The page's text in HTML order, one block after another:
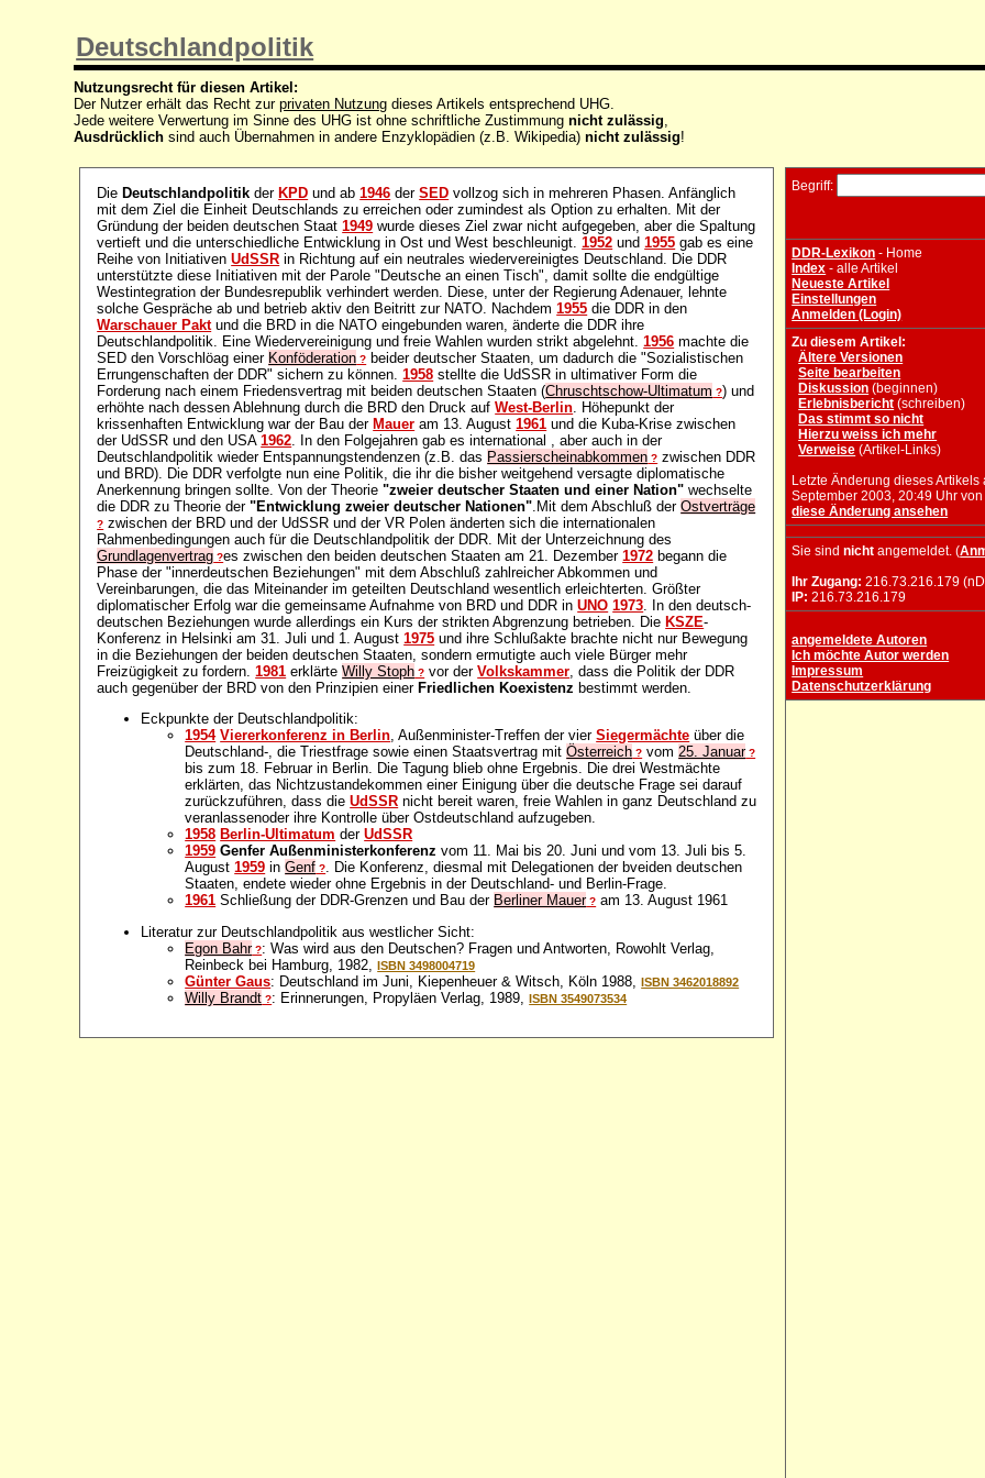
Deutschlandpolitik
Nutzungsrecht für diesen Artikel:
Der Nutzer erhält das Recht zurprivaten Nutzung dieses Artikels entsprechend UHG.
Jede weitere Verwertung im Sinne des UHG ist ohne schriftliche Zustimmungnicht zulässig
Ausdrücklich sind auch Übernahmen in andere Enzyklopädien (z.B. Wikipedia)nicht zulässig!
Die Deutschlandpolitik der KPD und ab1946 derSED vollzog sich in mehreren Phasen. Anfänglich
mit dem Ziel die Einheit Deutschlands zu erreichen oder zumindest als Option zu erhalten. Mit der
Gründung der beiden deutschen Staat1949 wurde dieses Ziel zwar nicht aufgegeben, aber die Spaltung
vertieft und die unterschiedliche Entwicklung in Ost und West beschleunigt.1952 und1955 gab es eine
Reihe von InitiativenUdSSR in Richtung auf ein neutrales wiedervereinigtes Deutschland. Die DDR
unterstützte diese Initiativen mit der Parole "Deutsche an einen Tisch", damit sollte die endgültige
Westintegration der Bundesrepublik verhindert werden. Diese, unter der Regierung Adenauer, lehnte
solche Gespräche ab und betrieb aktiv den Beitritt zur NATO. Nachdem1955 die DDR in den
Warschauer Paktund die BRD in die NATO eingebunden waren, änderte die DDR ihre
Deutschlandpolitik. Eine Wiedervereinigung und freie Wahlen wurden strikt abgelehnt.1956 machte die
SED den Vorschlöag einer Konföderation ? beider deutscher Staaten, um dadurch die "Sozialistischen
Errungenschaften der DDR" sichern zu können.1958 stellte die UdSSR in ultimativer Form die
Forderung nach einem Friedensvertrag mit beiden deutschen Staaten (Chruschtschow-Ultimatum ?) und
erhöhte nach dessen Ablehnung durch die BRD den Druck aufWest-Berlin . Höhepunkt der
krissenhaften Entwicklung war der Bau der Mauer am 13. August1961 und die Kuba-Krise zwischen
der UdSSR und den USA1962 . In den Folgejahren gab es international , aber auch in der
Deutschlandpolitik wieder Entspannungstendenzen (z.B. das Passierscheinabkommen ? zwischen DDR
und BRD). Die DDR verfolgte nun eine Politik, die ihr die bisher weitgehend versagte diplomatische
Anerkennung bringen sollte. Von der Theorie"zweier deutscher Staaten und einer Nation" wechselte
die DDR zu Theorie der"Entwicklung zweier deutscher Nationen" .Mit dem Abschluß derOstverträge
? zwischen der BRD und der UdSSR und der VR Polen änderten sich die internationalen
Rahmenbedingungen auch für die Deutschlandpolitik der DDR. Mit der Unterzeichnung des
Grundlagenvertrag ?es zwischen den beiden deutschen Staaten am 21. Dezember1972 begann die
Phase der "innerdeutschen Beziehungen" mit dem Abschluß zahlreicher Abkommen und
Vereinbarungen, die das Miteinander im geteilten Deutschland wesentlich erleichterten. Größter
diplomatischer Erfolg war die gemeinsame Aufnahme von BRD und DDR inUNO 1973 . In den deutsch-
deutschen Beziehungen wurde allerdings ein Kurs der strikten Abgrenzung betrieben. Die KSZE-
Konferenz in Helsinki am 31. Juli und 1. August1975 und ihre Schlußakte brachte nicht nur Bewegung
in die Beziehungen der beiden deutschen Staaten, sondern ermutigte auch viele Bürger mehr
Freizügigkeit zu fordern.1981 erklärteWilly Stoph ? vor derVolkskammer , dass die Politik der DDR
auch gegenüber der BRD von den Prinzipien einer Friedlichen Koexistenz bestimmt werden.
Eckpunkte der Deutschlandpolitik:
1954 Viererkonferenz in Berlin, Außenminister-Treffen der vierSiegermächte über die
Deutschland-, die Triestfrage sowie einen Staatsvertrag mitÖsterreich ? vom25. Januar?
bis zum 18. Februar in Berlin. Die Tagung blieb ohne Ergebnis. Die drei Westmächte
erklärten, das Nichtzustandekommen einer Einigung über die deutsche Frage sei darauf
zurückzuführen, dass dieUdSSR nicht bereit waren, freie Wahlen in ganz Deutschland zu
veranlassenoder ihre Kontrolle über Ostdeutschland aufzugeben.
1958 Berlin-Ultimatum derUdSSR
1959 Genfer Außenministerkonferenz vom 11. Mai bis 20. Juni und vom 13. Juli bis 5.
August1959 inGenf ?. Die Konferenz, diesmal mit Delegationen der bveiden deutschen
Staaten, endete wieder ohne Ergebnis in der Deutschland- und Berlin-Frage.
1961 Schließung der DDR-Grenzen und Bau der Berliner Mauer? am 13. August 1961
Literatur zur Deutschlandpolitik aus westlicher Sicht:
Egon Bahr?: Was wird aus den Deutschen? Fragen und Antworten, Rowohlt Verlag,
Reinbeck bei Hamburg, 1982,ISBN 3498004719
Günter Gaus: Deutschland im Juni, Kiepenheuer & Witsch, Köln 1988,ISBN 3462018892
Willy Brandt ?: Erinnerungen, Propyläen Verlag, 1989,ISBN 3549073534
Begriff:
DDR-Lexikon - Home
Index - alle Artikel
Neueste Artikel
Einstellungen
Anmelden (Login)
Zu diesem Artikel:
Ältere Versionen
Seite bearbeiten
Diskussion (beginnen)
Erlebnisbericht (schreiben)
Das stimmt so nicht
Hierzu weiss ich mehr
Verweise (Artikel-Links)
Letzte Änderung dieses Artikels
September 2003, 20:49 Uhr
diese Änderung ansehen
Sie sindnicht angemeldet. (
Ihr Zugang: 216.73.216.179
IP: 216.73.216.179
angemeldete Autoren
Ich möchte Autor werden
Impressum
Datenschutzerklärung